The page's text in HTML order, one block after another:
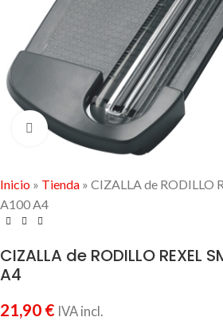
Click to enlarge
Inicio » Tienda » CIZALLA de RODILLO
A100 A4
CIZALLA de RODILLO REXEL
A4
21,90 € IVA incl.